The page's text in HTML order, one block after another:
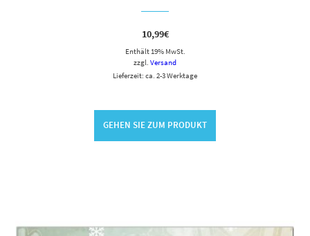
10,99€
Enthält 19% MwSt.
zzgl. Versand
Lieferzeit: ca. 2-3 Werktage
GEHEN SIE ZUM PRODUKT